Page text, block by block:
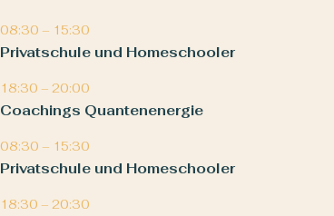
08:30 – 15:30
Privatschule und Homeschooler
18:30 – 20:00
Coachings Quantenenergie
08:30 – 15:30
Privatschule und Homeschooler
18:30 – 20:30